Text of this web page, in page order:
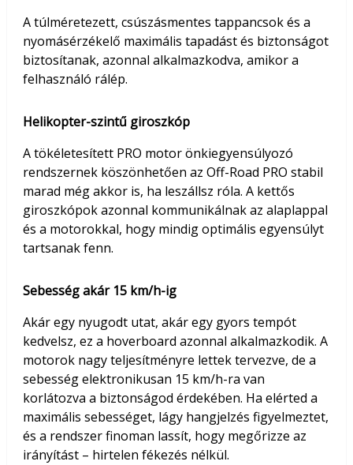
A túlméretezett, csúszásmentes tappancsok és a
nyomásérzékelő maximális tapadást és biztonságot
biztosítanak, azonnal alkalmazkodva, amikor a
felhasználó rálép.
Helikopter-szintű giroszkóp
A tökéletesített PRO motor önkiegyensúlyozó
rendszernek köszönhetően az Off-Road PRO stabil
marad még akkor is, ha leszállsz róla. A kettős
giroszkópok azonnal kommunikálnak az alaplappal
és a motorokkal, hogy mindig optimális egyensúlyt
tartsanak fenn.
Sebesség akár 15 km/h-ig
Akár egy nyugodt utat, akár egy gyors tempót
kedvelsz, ez a hoverboard azonnal alkalmazkodik. A
motorok nagy teljesítményre lettek tervezve, de a
sebesség elektronikusan 15 km/h-ra van
korlátozva a biztonságod érdekében. Ha elérted a
maximális sebességet, lágy hangjelzés figyelmeztet,
és a rendszer finoman lassít, hogy megőrizze az
irányítást – hirtelen fékezés nélkül.